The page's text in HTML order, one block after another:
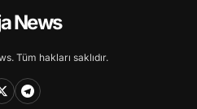
News
Tüm hakları saklıdır.